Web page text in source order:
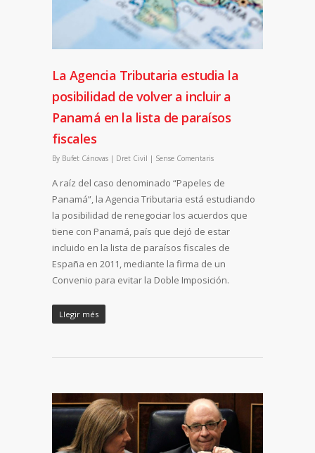
La Agencia Tributaria estudia la
posibilidad de volver a incluir a
Panamá en la lista de paraísos
fiscales
By Bufet Cánovas | Dret Civil | Sense Comentaris
A raíz del caso denominado “Papeles de
Panamá”, la Agencia Tributaria está estudiando
la posibilidad de renegociar los acuerdos que
tiene con Panamá, país que dejó de estar
incluido en la lista de paraísos fiscales de
España en 2011, mediante la firma de un
Convenio para evitar la Doble Imposición.
Llegir més